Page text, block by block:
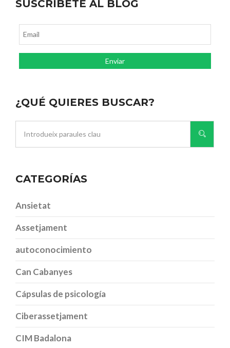
SUSCRÍBETE AL BLOG
¿QUÉ QUIERES BUSCAR?
CATEGORÍAS
Ansietat
Assetjament
autoconocimiento
Can Cabanyes
Cápsulas de psicología
Ciberassetjament
CIM Badalona